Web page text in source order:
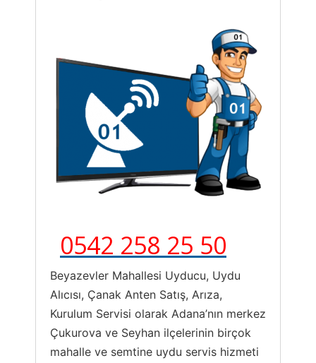
0542 258 25 50
Beyazevler Mahallesi Uyducu, Uydu
Alıcısı, Çanak Anten Satış, Arıza,
Kurulum Servisi olarak Adana’nın merkez
Çukurova ve Seyhan ilçelerinin birçok
mahalle ve semtine uydu servis hizmeti